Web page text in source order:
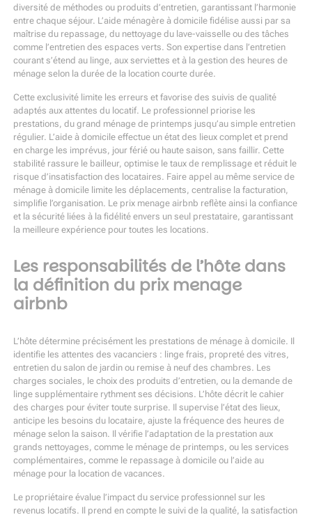
diversité de méthodes ou produits d’entretien, garantissant l’harmonie
entre chaque séjour. L’aide ménagère à domicile fidélise aussi par sa
maîtrise du repassage, du nettoyage du lave-vaisselle ou des tâches
comme l’entretien des espaces verts. Son expertise dans l’entretien
courant s’étend au linge, aux serviettes et à la gestion des heures de
ménage selon la durée de la location courte durée.
Cette exclusivité limite les erreurs et favorise des suivis de qualité
adaptés aux attentes du locatif. Le professionnel priorise les
prestations, du grand ménage de printemps jusqu’au simple entretien
régulier. L’aide à domicile effectue un état des lieux complet et prend
en charge les imprévus, jour férié ou haute saison, sans faillir. Cette
stabilité rassure le bailleur, optimise le taux de remplissage et réduit le
risque d’insatisfaction des locataires. Faire appel au même service de
ménage à domicile limite les déplacements, centralise la facturation,
simplifie l’organisation. Le prix menage airbnb reflète ainsi la confiance
et la sécurité liées à la fidélité envers un seul prestataire, garantissant
la meilleure expérience pour toutes les locations.
Les responsabilités de l’hôte dans
la définition du prix menage
airbnb
L’hôte détermine précisément les prestations de ménage à domicile. Il
identifie les attentes des vacanciers : linge frais, propreté des vitres,
entretien du salon de jardin ou remise à neuf des chambres. Les
charges sociales, le choix des produits d’entretien, ou la demande de
linge supplémentaire rythment ses décisions. L’hôte décrit le cahier
des charges pour éviter toute surprise. Il supervise l’état des lieux,
anticipe les besoins du locataire, ajuste la fréquence des heures de
ménage selon la saison. Il vérifie l’adaptation de la prestation aux
grands nettoyages, comme le ménage de printemps, ou les services
complémentaires, comme le repassage à domicile ou l’aide au
ménage pour la location de vacances.
Le propriétaire évalue l’impact du service professionnel sur les
revenus locatifs. Il prend en compte le suivi de la qualité, la satisfaction